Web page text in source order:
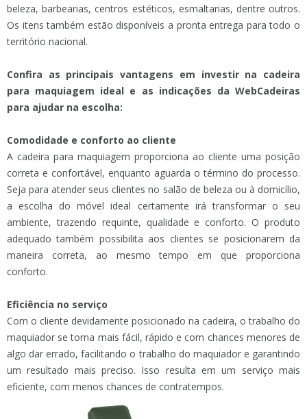
beleza, barbearias, centros estéticos, esmaltarias, dentre outros.
Os itens também estão disponíveis a pronta entrega para todo o
território nacional.
Confira as principais vantagens em investir na cadeira
para maquiagem ideal e as indicações da WebCadeiras
para ajudar na escolha:
Comodidade e conforto ao cliente
A cadeira para maquiagem proporciona ao cliente uma posição
correta e confortável, enquanto aguarda o término do processo.
Seja para atender seus clientes no salão de beleza ou à domicílio,
a escolha do móvel ideal certamente irá transformar o seu
ambiente, trazendo requinte, qualidade e conforto. O produto
adequado também possibilita aos clientes se posicionarem da
maneira correta, ao mesmo tempo em que proporciona
conforto.
Eficiência no serviço
Com o cliente devidamente posicionado na cadeira, o trabalho do
maquiador se torna mais fácil, rápido e com chances menores de
algo dar errado, facilitando o trabalho do maquiador e garantindo
um resultado mais preciso. Isso resulta em um serviço mais
eficiente, com menos chances de contratempos.